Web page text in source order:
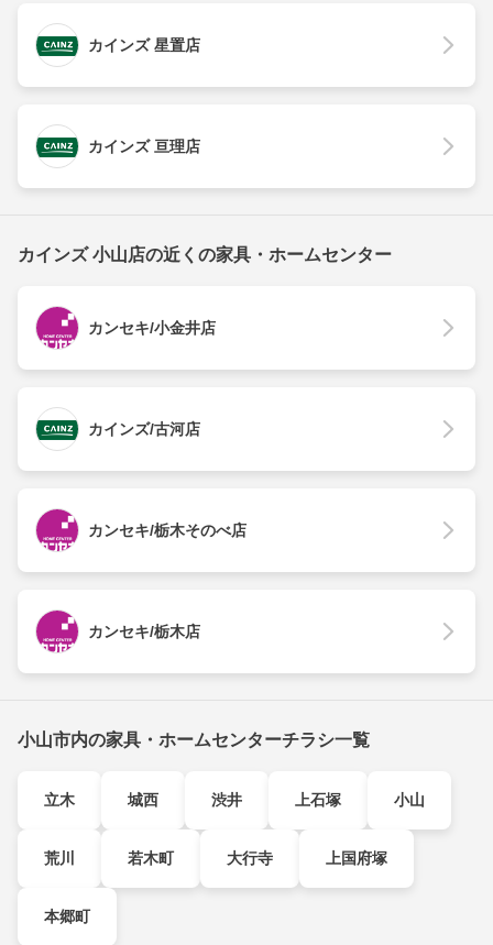
カインズ 星置店
カインズ 亘理店
カインズ 小山店の近くの家具・ホームセンター
カンセキ/小金井店
カインズ/古河店
カンセキ/栃木そのべ店
カンセキ/栃木店
小山市内の家具・ホームセンターチラシ一覧
立木 城西 渋井 上石塚 小山
荒川 若木町 大行寺 上国府塚
本郷町